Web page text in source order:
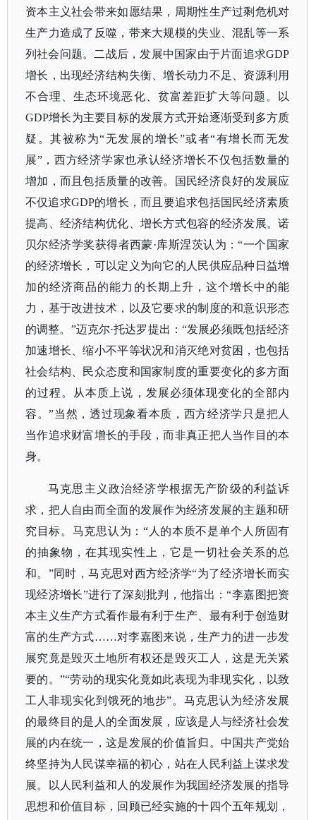
资本主义社会带来如愿结果，周期性生产过剩危机对
生产力造成了反噬，带来大规模的失业、混乱等一系
列社会问题。二战后，发展中国家由于片面追求GDP
增长，出现经济结构失衡、增长动力不足、资源利用
不合理、生态环境恶化、贫富差距扩大等问题。以
GDP增长为主要目标的发展方式开始逐渐受到多方质
疑。其被称为“无发展的增长”或者“有增长而无发
展”，西方经济学家也承认经济增长不仅包括数量的
增加，而且包括质量的改善。国民经济良好的发展应
不仅追求GDP的增长，而且要追求包括国民经济素质
提高、经济结构优化、增长方式包容的经济发展。诺
贝尔经济学奖获得者西蒙·库斯涅茨认为：“一个国家
的经济增长，可以定义为向它的人民供应品种日益增
加的经济商品的能力的长期上升，这个增长中的能
力，基于改进技术，以及它要求的制度的和意识形态
的调整。”迈克尔·托达罗提出：“发展必须既包括经济
加速增长、缩小不平等状况和消灭绝对贫困，也包括
社会结构、民众态度和国家制度的重要变化的多方面
的过程。从本质上说，发展必须体现变化的全部内
容。”当然，透过现象看本质，西方经济学只是把人
当作追求财富增长的手段，而非真正把人当作目的本
身。
马克思主义政治经济学根据无产阶级的利益诉
求，把人自由而全面的发展作为经济发展的主题和研
究目标。马克思认为： “人的本质不是单个人所固有
的抽象物，在其现实性上，它是一切社会关系的总
和。”同时，马克思对西方经济学“为了经济增长而实
现经济增长”进行了深刻批判，他指出：“李嘉图把资
本主义生产方式看作最有利于生产、最有利于创造财
富的生产方式……对李嘉图来说，生产力的进一步发
展究竟是毁灭土地所有权还是毁灭工人，这是无关紧
要的。”“劳动的现实化竟如此表现为非现实化，以致
工人非现实化到饿死的地步”。马克思认为经济发展
的最终目的是人的全面发展，应该是人与经济社会发
展的内在统一，这是发展的价值旨归。中国共产党始
终坚持为人民谋幸福的初心，站在人民利益上谋求发
展。以人民利益和人的发展作为我国经济发展的指导
思想和价值目标，回顾已经实施的十四个五年规划，